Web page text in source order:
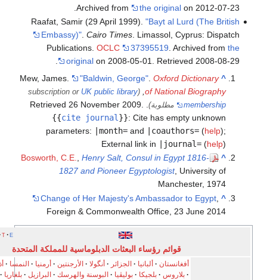
Archived from the originalon
Raafat, Samir (29 April 1999)."Bayt al Lurd
Embassy)".Cairo Times. Limassol, Cyprus:
Publications.OCLC 37395519 .
original on 2008-05-01. Retrieved
.
Mew, James.
"Baldwin, George".Oxford
of National
,
(subscription or
UK public library
مطلوبة). Retrieved
26 November 2009.
{{ cite journal}}: Cite has empty
parameters: |month=and|coauthors=
External link in|journal=
Bosworth, C.E.,Henry Salt, Consul in Egypt 1816-
1827 and Pioneer Egyptologist
Manchester,
Change of Her Majesty's Ambassador to
Foreign & Commonwealth Office, 23 June
قوائم رؤساء البعثات الدبلوماسية للمملكة المتحدة
الجزائر أنگولا الأرجنتين أرمنيا النمسا أذربيجان
البحرين
بوليڤيا البوسنة والهرسك البرازيل بلغاريا بورما
كمبوديا